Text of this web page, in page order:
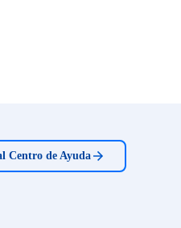
Centro de Ayuda